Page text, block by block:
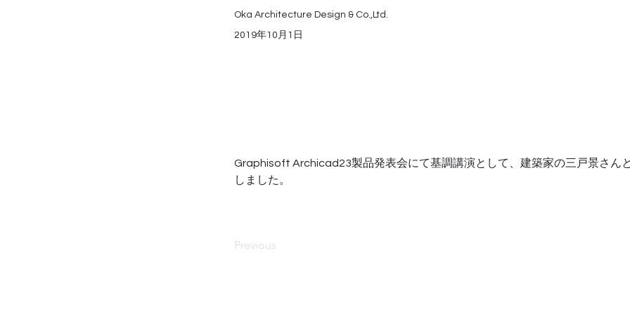
Oka Architecture Design & Co.,Ltd.
2019年10月1日
Graphisoft Archicad23製品発表会にて基調講演として、建築家の三戸景さん
しました。
Previous